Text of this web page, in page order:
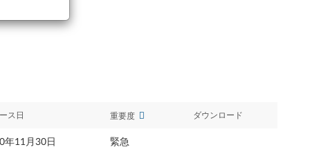
ス日 重要度 ダウンロード
年11月30日 緊急